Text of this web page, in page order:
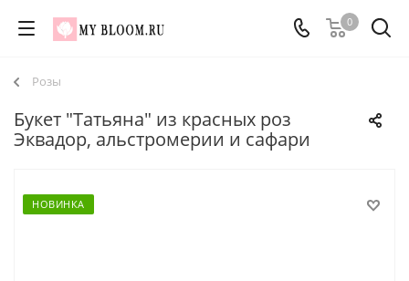
0
Розы
Букет "Татьяна" из красных роз
Эквадор, альстромерии и сафари
НОВИНКА